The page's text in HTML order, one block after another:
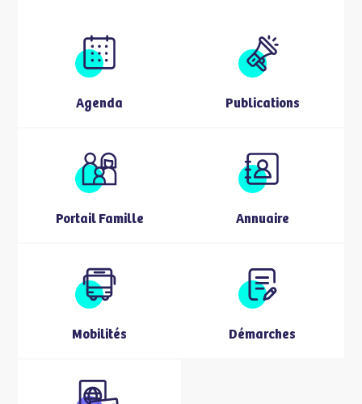
Agenda Publications
Portail Famille Annuaire
Mobilités Démarches